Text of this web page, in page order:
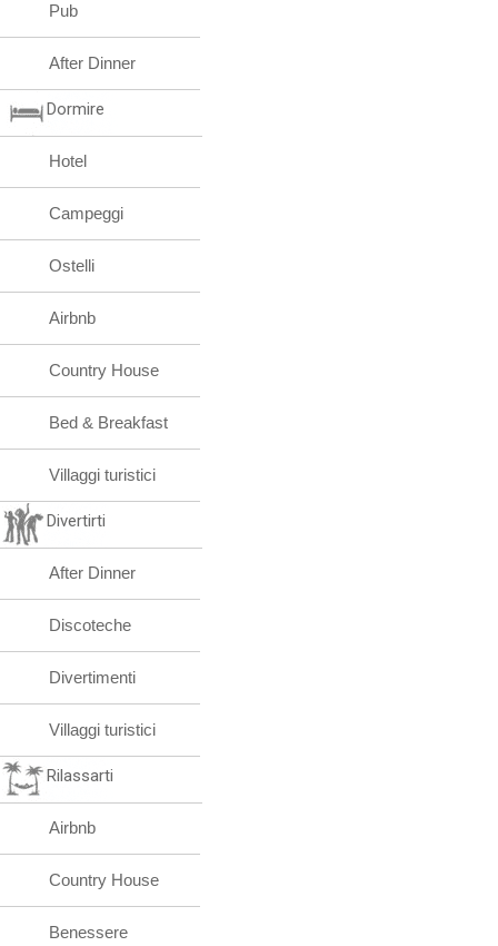
Pub
After Dinner
Dormire
Hotel
Campeggi
Ostelli
Airbnb
Country House
Bed & Breakfast
Villaggi turistici
Divertirti
After Dinner
Discoteche
Divertimenti
Villaggi turistici
Rilassarti
Airbnb
Country House
Benessere